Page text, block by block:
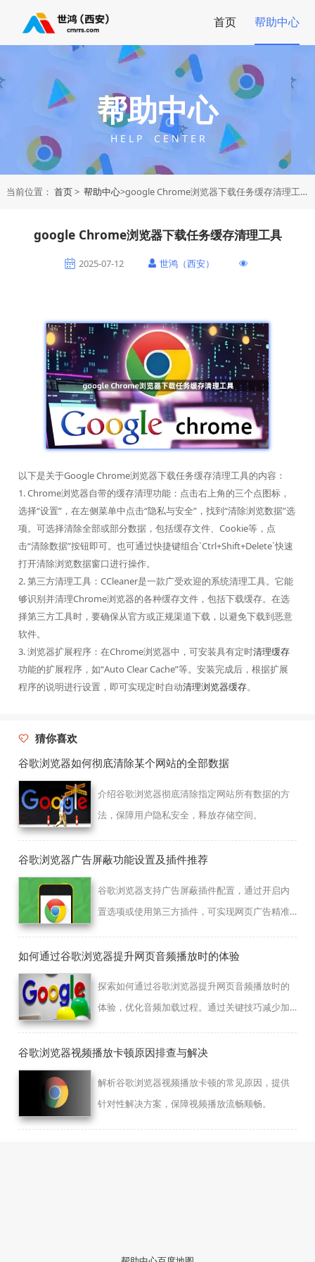
首页 帮助中心
帮助中心
H E L P C E N T E R
当前位置： 首页> 帮助中心>google Chrome浏览器下载任务缓存清理工具
google Chrome浏览器下载任务缓存清理工具
2025-07-12 世鸿（西安）
以下是关于Google Chrome浏览器下载任务缓存清理工具的内容：
1. Chrome浏览器自带的缓存清理功能：点击右上角的三个点图标，
选择“设置”，在左侧菜单中点击“隐私与安全”，找到“清除浏览数据”选
项。可选择清除全部或部分数据，包括缓存文件、Cookie等，点
击“清除数据”按钮即可。也可通过快捷键组合`Ctrl+Shift+Delete`快速
打开清除浏览数据窗口进行操作。
2. 第三方清理工具：CCleaner是一款广受欢迎的系统清理工具。它能
够识别并清理Chrome浏览器的各种缓存文件，包括下载缓存。在选
择第三方工具时，要确保从官方或正规渠道下载，以避免下载到恶意
软件。
3. 浏览器扩展程序：在Chrome浏览器中，可安装具有定时清理缓存
功能的扩展程序，如“Auto Clear Cache”等。安装完成后，根据扩展
程序的说明进行设置，即可实现定时自动清理浏览器缓存。
猜你喜欢
谷歌浏览器如何彻底清除某个网站的全部数据
介绍谷歌浏览器彻底清除指定网站所有数据的方
法，保障用户隐私安全，释放存储空间。
谷歌浏览器广告屏蔽功能设置及插件推荐
谷歌浏览器支持广告屏蔽插件配置，通过开启内
置选项或使用第三方插件，可实现网页广告精准
如何通过谷歌浏览器提升网页音频播放时的体验
探索如何通过谷歌浏览器提升网页音频播放时的
体验，优化音频加载过程。通过关键技巧减少加
谷歌浏览器视频播放卡顿原因排查与解决
解析谷歌浏览器视频播放卡顿的常见原因，提供
针对性解决方案，保障视频播放流畅顺畅。